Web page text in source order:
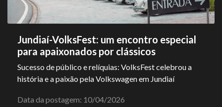
Jundiaí-VolksFest: um encontro especial
para apaixonados por clássicos
Sucesso de público e relíquias: VolksFest celebrou a
história e a paixão pela Volkswagen em Jundiaí
Data da postagem: 10/04/2026